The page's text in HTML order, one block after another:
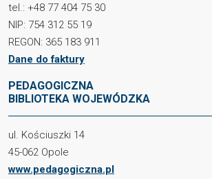
tel.: +48 77 404 75 30
NIP: 754 312 55 19
REGON: 365 183 911
Dane do faktury
PEDAGOGICZNA
BIBLIOTEKA WOJEWÓDZKA
ul. Kościuszki 14
45-062 Opole
www.pedagogiczna.pl